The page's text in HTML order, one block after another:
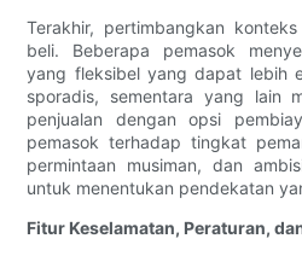
Terakhir, pertimbangkan
beli. Beberapa pemasok
yang fleksibel yang dapat lebih
sporadis, sementara yang lain
penjualan dengan opsi
pemasok terhadap tingkat
permintaan musiman, dan
untuk menentukan pendekatan
Fitur Keselamatan, Peraturan,